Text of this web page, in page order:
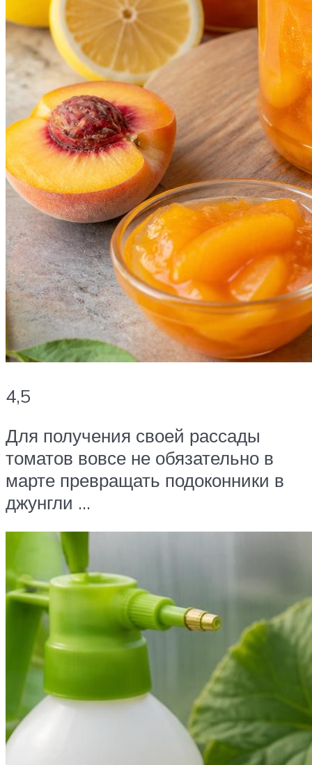
4,5
Для получения своей рассады
томатов вовсе не обязательно в
марте превращать подоконники в
джунгли …